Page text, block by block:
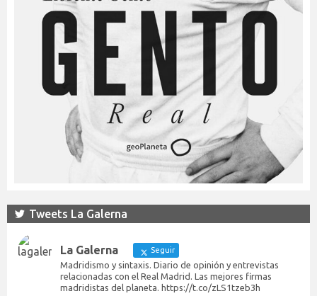
Tweets La Galerna
La Galerna Seguir
Madridismo y sintaxis. Diario de opinión y entrevistas
relacionadas con el Real Madrid. Las mejores firmas
madridistas del planeta. https://t.co/zLS1tzeb3h